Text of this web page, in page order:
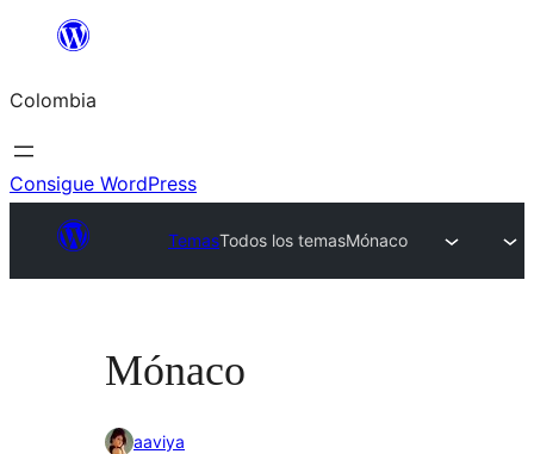
Saltar
contenido
Colombia
Consigue WordPress
TemasTodos los temasMónaco
Mónaco
aaviya